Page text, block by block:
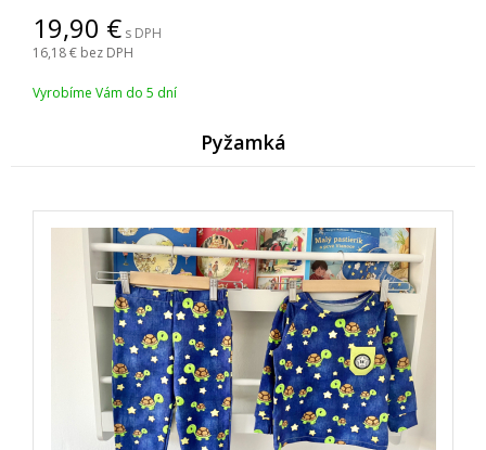
19,90
s DPH
16,18 bez DPH
Vyrobíme Vám do 5 dní
Pyžamk